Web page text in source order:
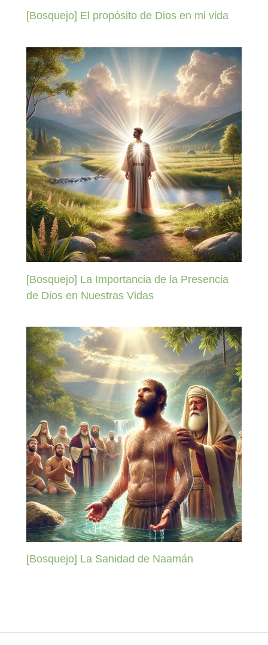
[Bosquejo] El propósito de Dios en mi vida
[Bosquejo] La Importancia de la Presencia
de Dios en Nuestras Vidas
[Bosquejo] La Sanidad de Naamán